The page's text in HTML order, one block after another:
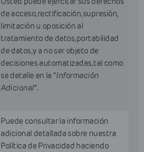
de acceso, rectificación, supresión,
limitación u oposición al
tratamiento de datos, portabilidad
de datos, y a no ser objeto de
decisiones automatizadas, tal como
se detalle en la “Información
Adicional”.
Puede consultar la información
adicional detallada sobre nuestra
Política de Privacidad haciendo